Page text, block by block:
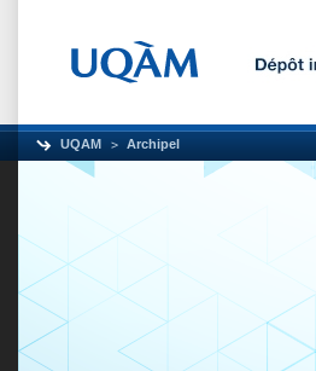
UQAM Archipel